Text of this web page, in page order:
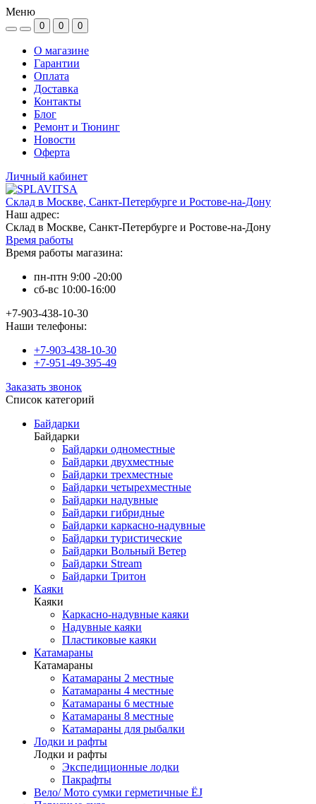
Меню
0 0 0
О магазине
Гарантии
Оплата
Доставка
Контакты
Блог
Ремонт и Тюнинг
Новости
Оферта
Личный кабинет
Склад в Москве, Санкт-Петербурге и Ростове-на-Дону
Наш адрес:
Склад в Москве, Санкт-Петербурге и Ростове-на-Дону
Время работы
Время работы магазина:
пн-птн 9:00 -20:00
сб-вс 10:00-16:00
+7-903-438-10-30
Наши телефоны:
+7-903-438-10-30
+7-951-49-395-49
Заказать звонок
Список категорий
Байдарки
Байдарки
Байдарки одноместные
Байдарки двухместные
Байдарки трехместные
Байдарки четырехместные
Байдарки надувные
Байдарки гибридные
Байдарки каркасно-надувные
Байдарки туристические
Байдарки Вольный Ветер
Байдарки Stream
Байдарки Тритон
Каяки
Каяки
Каркасно-надувные каяки
Надувные каяки
Пластиковые каяки
Катамараны
Катамараны
Катамараны 2 местные
Катамараны 4 местные
Катамараны 6 местные
Катамараны 8 местные
Катамараны для рыбалки
Лодки и рафты
Лодки и рафты
Экспедиционные лодки
Пакрафты
Вело/ Мото сумки герметичные ЁJ